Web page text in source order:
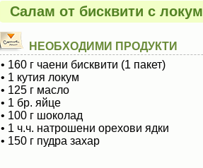
Салам от бисквити с локум
НЕОБХОДИМИ ПРОДУКТИ
• 160 г чаени бисквити (1 пакет)
• 1 кутия локум
• 125 г масло
• 1 бр. яйце
• 100 г шоколад
• 1 ч.ч. натрошени орехови ядки
• 150 г пудра захар